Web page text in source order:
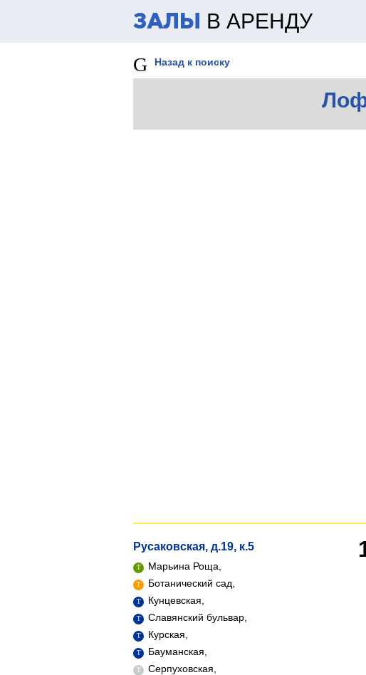
ЗАЛЫ В АРЕНДУ
Назад к поиску
Русаковская, д.19, к.5
Марьина Роща,
Ботанический сад,
Кунцевская,
Славянский бульвар,
Курская,
Бауманская,
Серпуховская,